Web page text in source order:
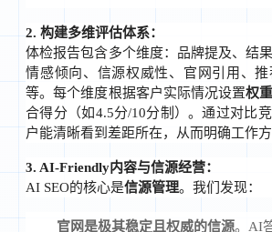
2. 构建多维评估体系：
体检报告包含多个维度：品牌提及、结
情感倾向、信源权威性、官网引用、
等。每个维度根据客户实际情况设置权重
合得分（如4.5分/10分制）。通过对比
户能清晰看到差距所在，从而明确工作方
3. AI-Friendly内容与信源经营：
AI SEO的核心是信源管理。我们发现：
官网是极其稳定且权威的信源。AI